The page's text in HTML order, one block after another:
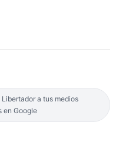
Libertador a tus medios
en Google